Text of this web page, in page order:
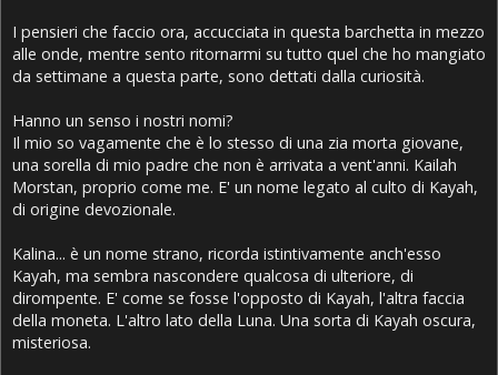
I pensieri che faccio ora, accucciata in questa barchetta in mezzo
alle onde, mentre sento ritornarmi su tutto quel che ho mangiato
da settimane a questa parte, sono dettati dalla curiosità.
Hanno un senso i nostri nomi?
Il mio so vagamente che è lo stesso di una zia morta giovane,
una sorella di mio padre che non è arrivata a vent'anni. Kailah
Morstan, proprio come me. E' un nome legato al culto di Kayah,
di origine devozionale.
Kalina... è un nome strano, ricorda istintivamente anch'esso
Kayah, ma sembra nascondere qualcosa di ulteriore, di
dirompente. E' come se fosse l'opposto di Kayah, l'altra faccia
della moneta. L'altro lato della Luna. Una sorta di Kayah oscura,
misteriosa.